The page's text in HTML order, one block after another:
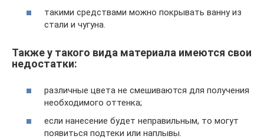
такими средствами можно покрывать ванну из
стали и чугуна.
Также у такого вида материала имеются свои
недостатки:
различные цвета не смешиваются для получения
необходимого оттенка;
если нанесение будет неправильным, то могут
появиться подтеки или наплывы.